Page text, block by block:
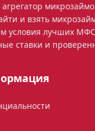
и взять
условия лучших
ставки и